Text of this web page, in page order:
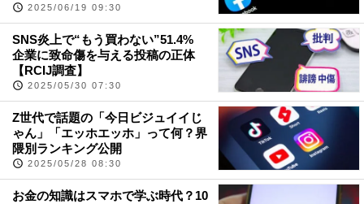
2025/06/19 09:30
SNS炎上で“もう買わない”51.4%
企業に致命傷を与える投稿の正体
【RCIJ調査】
2025/05/30 07:30
Z世代で話題の「今日ビジュイイじ
ゃん」「エッホエッホ」って何？界
隈別ランキング公開
2025/05/28 08:30
お金の知識はスマホで学ぶ時代？10